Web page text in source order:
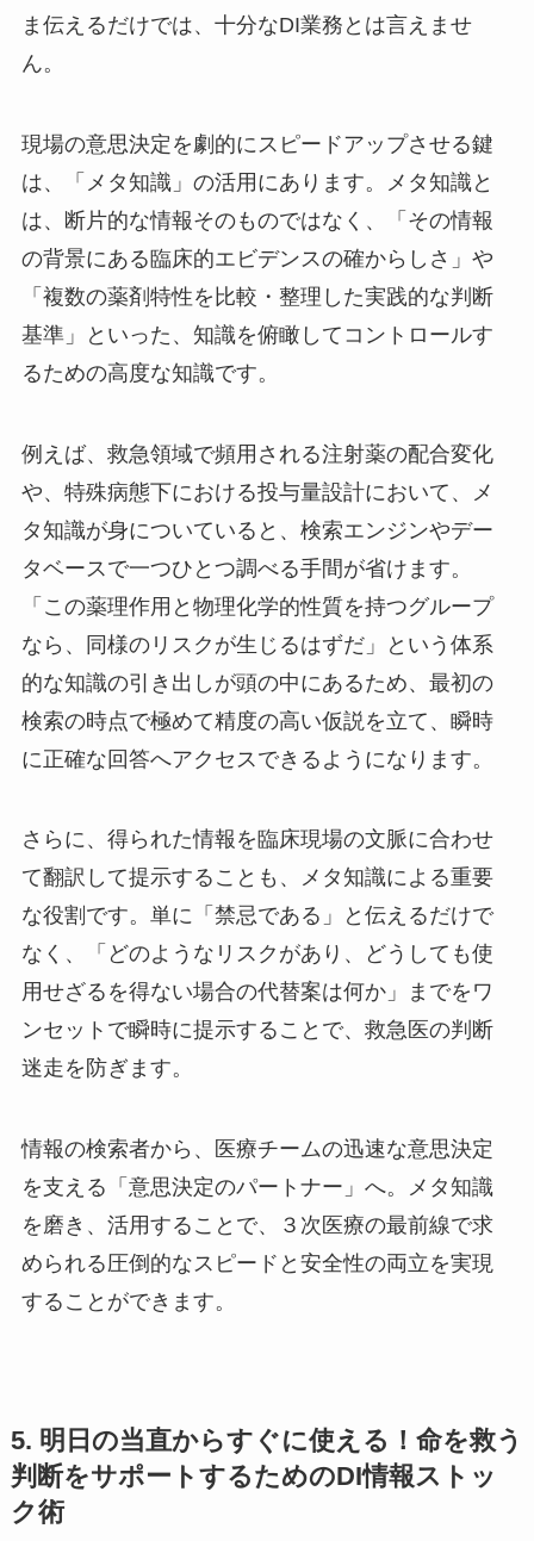
ま伝えるだけでは、十分なDI業務とは言えませ
ん。
現場の意思決定を劇的にスピードアップさせる鍵
は、「メタ知識」の活用にあります。メタ知識と
は、断片的な情報そのものではなく、「その情報
の背景にある臨床的エビデンスの確からしさ」や
「複数の薬剤特性を比較・整理した実践的な判断
基準」といった、知識を俯瞰してコントロールす
るための高度な知識です。
例えば、救急領域で頻用される注射薬の配合変化
や、特殊病態下における投与量設計において、メ
タ知識が身についていると、検索エンジンやデー
タベースで一つひとつ調べる手間が省けます。
「この薬理作用と物理化学的性質を持つグループ
なら、同様のリスクが生じるはずだ」という体系
的な知識の引き出しが頭の中にあるため、最初の
検索の時点で極めて精度の高い仮説を立て、瞬時
に正確な回答へアクセスできるようになります。
さらに、得られた情報を臨床現場の文脈に合わせ
て翻訳して提示することも、メタ知識による重要
な役割です。単に「禁忌である」と伝えるだけで
なく、「どのようなリスクがあり、どうしても使
用せざるを得ない場合の代替案は何か」までをワ
ンセットで瞬時に提示することで、救急医の判断
迷走を防ぎます。
情報の検索者から、医療チームの迅速な意思決定
を支える「意思決定のパートナー」へ。メタ知識
を磨き、活用することで、３次医療の最前線で求
められる圧倒的なスピードと安全性の両立を実現
することができます。
5. 明日の当直からすぐに使える！命を救う
判断をサポートするためのDI情報ストッ
ク術